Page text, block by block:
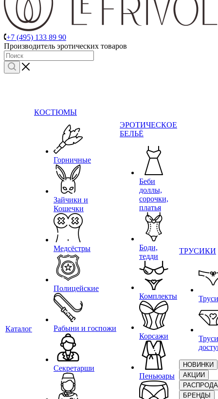
+7 (495) 133 89 90
Производитель эротических товаров
Каталог
КОСТЮМЫ
Горничные
Зайчики и
Кошечки
Медсёстры
Полицейские
Рабыни и госпожи
Секретарши
ЭРОТИЧЕСКОЕ
БЕЛЬЁ
Беби
доллы,
сорочки,
платья
Боди,
тедди
Комплекты
Корсажи
Пеньюары
ТРУСИКИ
НОВИНКИ
АКЦИИ
БРЕНДЫ